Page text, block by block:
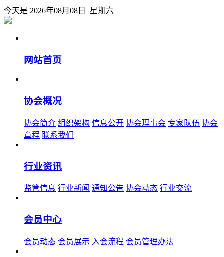
今天是 2026年08月08日 星期六
网站首页
协会概况
协会简介 组织架构 信息公开 协会理事会 专家队伍 协会
章程 联系我们
行业资讯
监管信息 行业新闻 通知公告 协会动态 行业交流
会员中心
会员动态 会员展示 入会流程 会员管理办法